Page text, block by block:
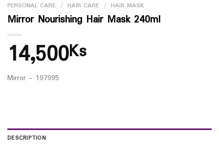
PERSONAL CARE / HAIR CARE / HAIR MASK
Mirror Nourishing Hair Mask 240ml
14,500Ks
Mirror – 197995
DESCRIPTION